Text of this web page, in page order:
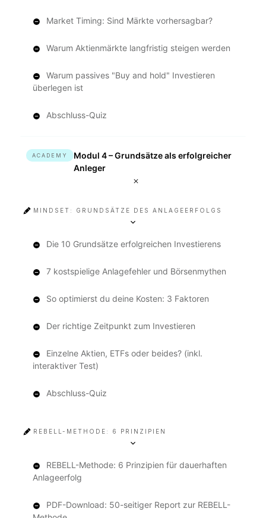
Market Timing: Sind Märkte vorhersagbar?
Warum Aktienmärkte langfristig steigen werden
Warum passives "Buy and hold" Investieren
überlegen ist
Abschluss-Quiz
ACADEMY
Modul 4 – Grundsätze als erfolgreicher
Anleger
MINDSET: GRUNDSÄTZE DES ANLAGEERFOLGS
Die 10 Grundsätze erfolgreichen Investierens
7 kostspielige Anlagefehler und Börsenmythen
So optimierst du deine Kosten: 3 Faktoren
Der richtige Zeitpunkt zum Investieren
Einzelne Aktien, ETFs oder beides? (inkl.
interaktiver Test)
Abschluss-Quiz
REBELL-METHODE: 6 PRINZIPIEN
REBELL-Methode: 6 Prinzipien für dauerhaften
Anlageerfolg
PDF-Download: 50-seitiger Report zur REBELL-